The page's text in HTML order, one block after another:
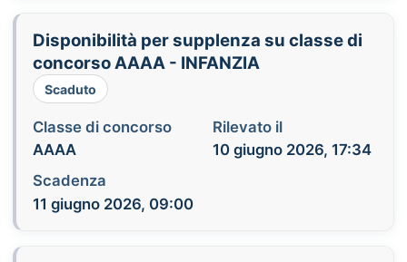
Disponibilità per supplenza su classe di
concorso AAAA - INFANZIA
Scaduto
Classe di concorso
AAAA
Rilevato il
10 giugno 2026, 17:34
Scadenza
11 giugno 2026, 09:00